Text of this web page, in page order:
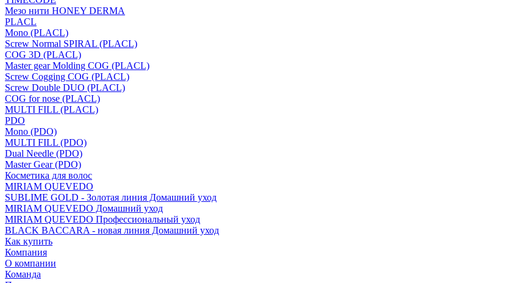
Мезо нити HONEY DERMA
PLACL
Mono (PLACL)
Screw Normal SPIRAL (PLACL)
COG 3D (PLACL)
Master gear Molding COG (PLACL)
Screw Cogging COG (PLACL)
Screw Double DUO (PLACL)
COG for nose (PLACL)
MULTI FILL (PLACL)
PDO
Mono (PDO)
MULTI FILL (PDO)
Dual Needle (PDO)
Master Gear (PDO)
Косметика для волос
MIRIAM QUEVEDO
SUBLIME GOLD - Золотая линия Домашний уход
MIRIAM QUEVEDO Домашний уход
MIRIAM QUEVEDO Профессиональный уход
BLACK BACCARA - новая линия Домашний уход
Как купить
Компания
О компании
Команда